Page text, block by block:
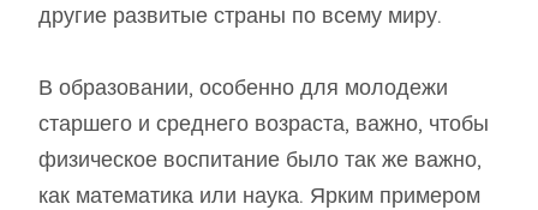
другие развитые страны по всему миру.
В образовании, особенно для молодежи
старшего и среднего возраста, важно, чтобы
физическое воспитание было так же важно,
как математика или наука. Ярким примером